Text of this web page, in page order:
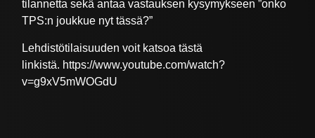
tilannetta sekä antaa vastauksen kysymykseen ”onko
TPS:n joukkue nyt tässä?”
Lehdistötilaisuuden voit katsoa tästä
linkistä. https://www.youtube.com/watch?
v=g9xV5mWOGdU